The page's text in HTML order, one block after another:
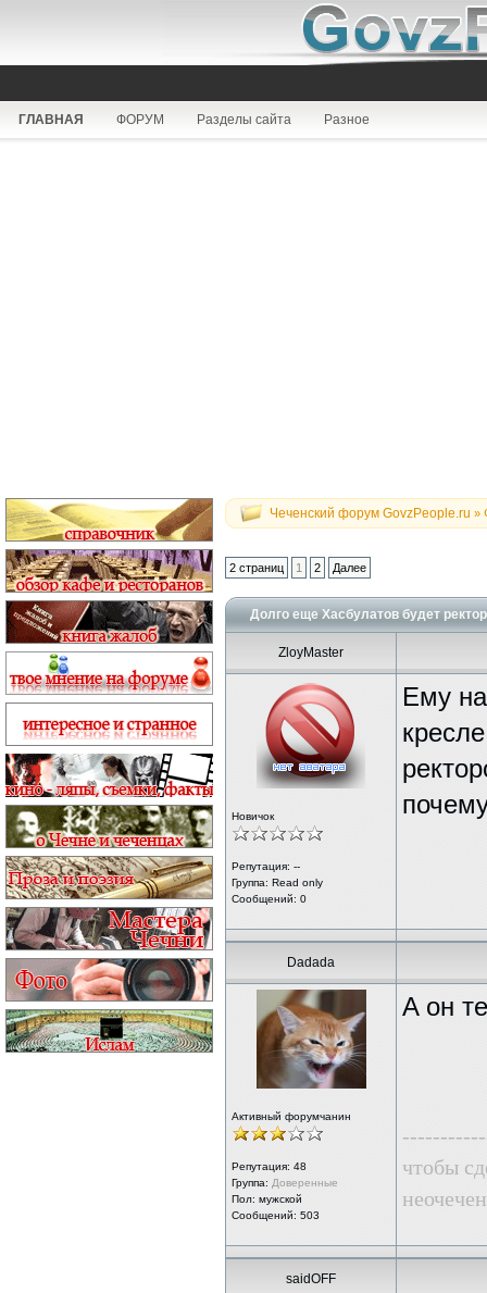
ГЛАВНАЯ ФОРУМ Разделы сайта Разное
Чеченский форум GovzPeople.ru »
2 страниц 1 2 Далее
Долго еще Хасбулатов будет
ZloyMaster
Новичок
Репутация: --
Группа: Read only
Сообщений: 0
Ему
Dadada
Активный форумчанин
Репутация: 48
Группа: Доверенные
Пол: мужской
Сообщений: 503
A он
чтобы
saidOFF